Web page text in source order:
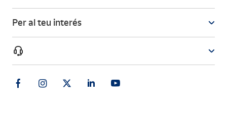
Per al teu interés